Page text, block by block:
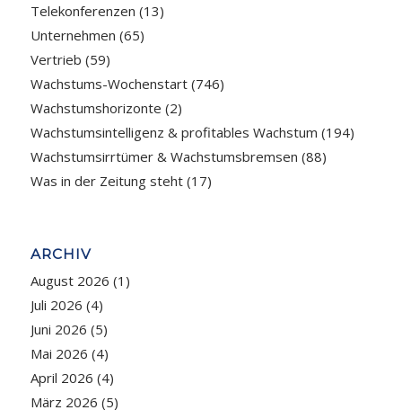
Telekonferenzen (13)
Unternehmen (65)
Vertrieb (59)
Wachstums-Wochenstart(746)
Wachstumshorizonte (2)
Wachstumsintelligenz & profitables Wachstum (194)
Wachstumsirrtümer & Wachstumsbremsen (88)
Was in der Zeitung steht(17)
ARCHIV
August 2026 (1)
Juli 2026 (4)
Juni 2026 (5)
Mai 2026 (4)
April 2026 (4)
März 2026 (5)